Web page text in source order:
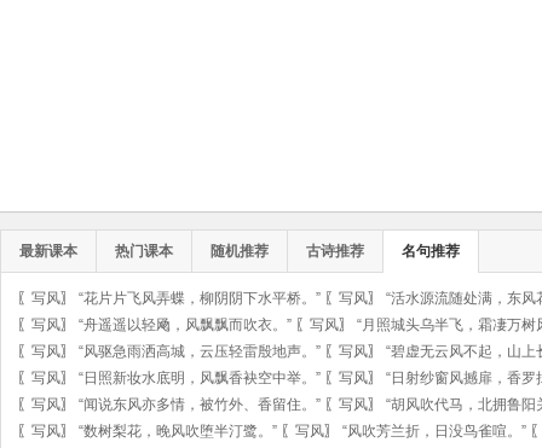
最新课本 热门课本 随机推荐 古诗推荐 名句推荐
〖 写风〗 “花片片飞风弄蝶，柳阴阴下水平桥。” 〖 写风〗 “活水源流随处满，东风
〖 写风〗 “舟遥遥以轻飏，风飘飘而吹衣。” 〖 写风〗 “月照城头乌半飞，霜凄万树
〖 写风〗 “风驱急雨洒高城，云压轻雷殷地声。” 〖 写风〗 “碧虚无云风不起，山上
〖 写风〗 “日照新妆水底明，风飘香袂空中举。” 〖 写风〗 “日射纱窗风撼扉，香罗
〖 写风〗 “闻说东风亦多情，被竹外、香留住。” 〖 写风〗 “胡风吹代马，北拥鲁阳
〖 写风〗 “数树梨花，晚风吹堕半汀鹭。” 〖 写风〗 “风吹芳兰折，日没鸟雀喧。”